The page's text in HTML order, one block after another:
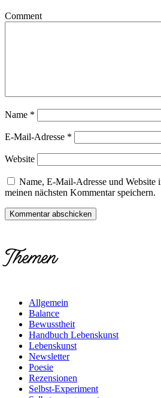
Comment
Name *
E-Mail-Adresse *
Website
Name, E-Mail-Adresse und Website
meinen nächsten Kommentar speichern.
Themen
Allgemein
Balance
Bewusstheit
Handbuch Lebenskunst
Lebenskunst
Newsletter
Poesie
Rezensionen
Selbst-Experiment